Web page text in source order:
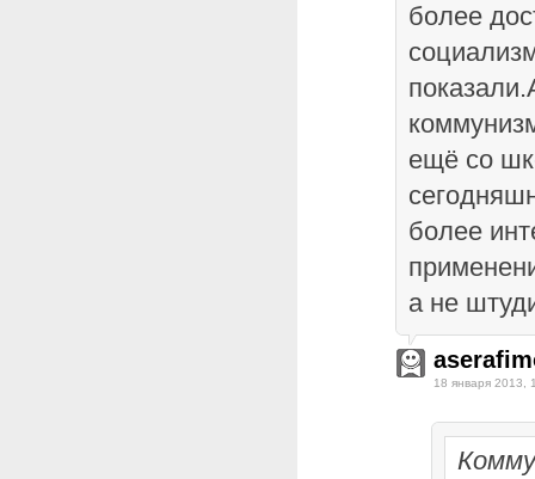
более
ещё со
более
а не
18 января 2013,